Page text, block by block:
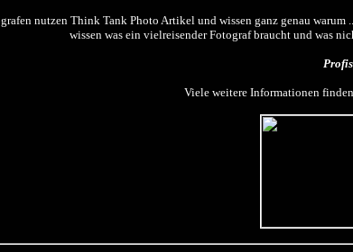
nutzen Think Tank Photo Artikel und wissen ganz genau
wissen was ein vielreisender Fotograf braucht und was
Viele weitere Informationen